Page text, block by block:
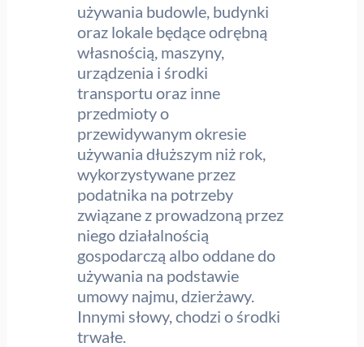
używania budowle, budynki
oraz lokale będące odrębną
własnością, maszyny,
urządzenia i środki
transportu oraz inne
przedmioty o
przewidywanym okresie
używania dłuższym niż rok,
wykorzystywane przez
podatnika na potrzeby
związane z prowadzoną przez
niego działalnością
gospodarczą albo oddane do
używania na podstawie
umowy najmu, dzierżawy.
Innymi słowy, chodzi o środki
trwałe.